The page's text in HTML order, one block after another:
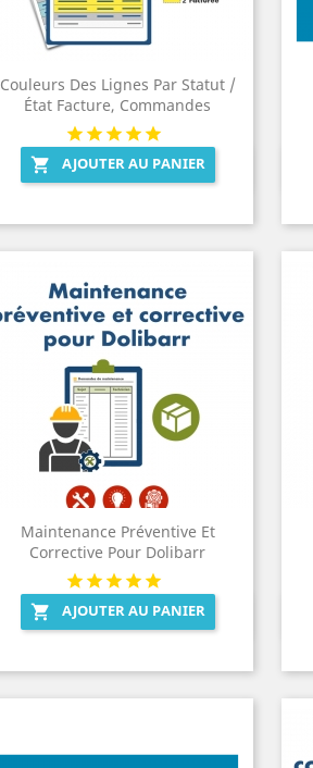
Couleurs Des Lignes Par Statut /
État Facture, Commandes
 AJOUTER AU PANIER
Aperçu rapide
Maintenance Préventive Et
Corrective Pour Dolibarr
 AJOUTER AU PANIER
Aperçu rapide